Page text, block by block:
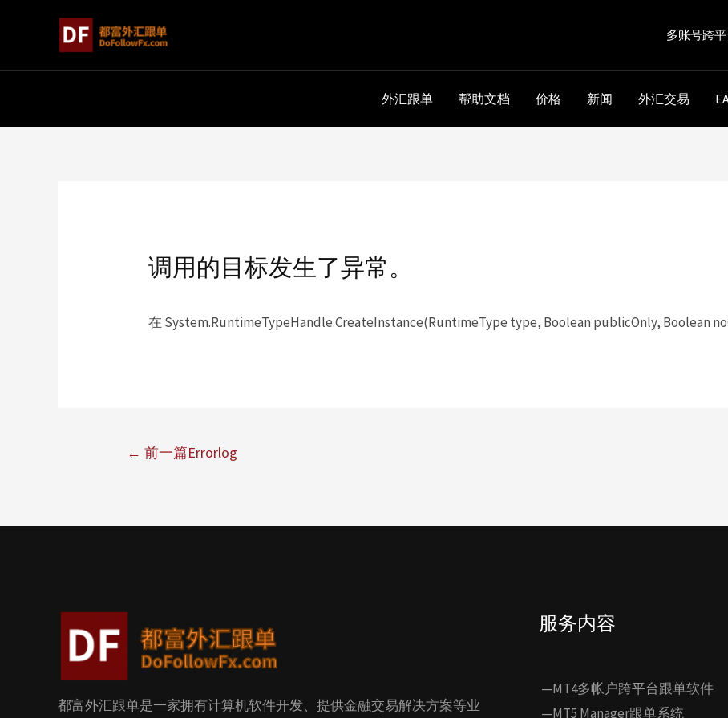
多账号跨
外汇跟单 帮助文档 价格 新闻 外汇交易
调用的目标发生了异常。
在 System.RuntimeTypeHandle.CreateInstance(RuntimeType type, Boolean publicOnly, Boolean
← 前一篇Errorlog
都富外汇跟单是一家拥有计算机软件开发、提供金融交易解决方案等业
服务内容
—MT4多帐户跨平台跟单软件
—MT5 Manager跟单系统